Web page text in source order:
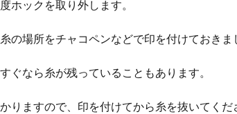
ホックを取り外します。
の場所をチャコペンなどで印を付けておきま
ぐなら糸が残っていることもあります。
りますので、印を付けてから糸を抜いてくだ